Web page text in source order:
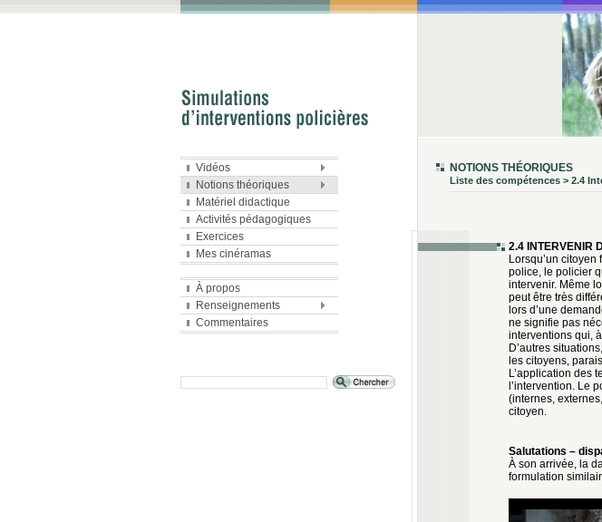
Vidéos
Notions théoriques
Matériel didactique
Activités pédagogiques
Exercices
Mes cinéramas
À propos
Renseignements
Commentaires
NOTIONS THÉORIQUES
Liste des compétences > 2.4
2.4 INTERVENIR
Lorsqu’un citoyen
police, le policier
intervenir. Même
peut être très
lors d’une
ne signifie pas
interventions qui,
D’autres
les citoyens,
L’application des
l’intervention. Le
(internes,
citoyen.
Salutations –
À son arrivée, la
formulation